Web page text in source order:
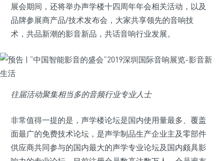
展会期间，还将举办声学楼十四周年年会相关活动，以及
品牌参展商产品/技术发布会，大家共享领先的音响技
术，共品新潮的影音新品，共话音响行业发展。
往届活动聚集相当多的音频行业专业人士
非常值得一提的是，声学楼论坛是国内使用量最多、覆盖
面最广的免费技术论坛，是声学制品生产企业主及零部件
供应商共同参与的国内最大的声学专业论坛及国内颇具影